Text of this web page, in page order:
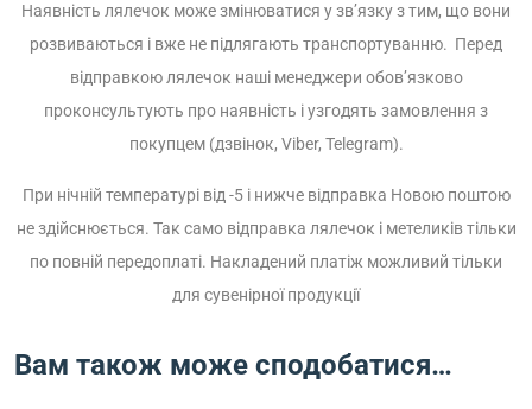
Наявність лялечок може змінюватися у зв’язку з тим, що вони
розвиваються і вже не підлягають транспортуванню. Перед
відправкою лялечок наші менеджери обов’язково
проконсультують про наявність і узгодять замовлення з
покупцем (дзвінок, Viber, Telegram).
При нічній температурі від -5 і нижче відправка Новою поштою
не здійснюється. Так само відправка лялечок і метеликів тільки
по повній передоплаті. Накладений платіж можливий тільки
для сувенірної продукції
Вам також може сподобатися…